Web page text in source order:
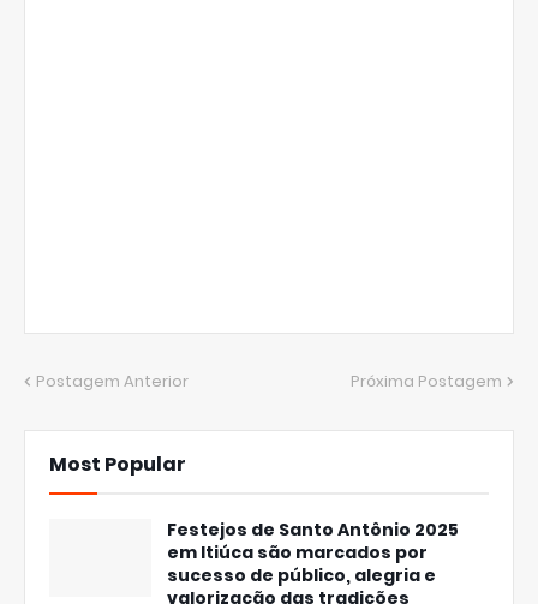
Postagem Anterior Próxima Postagem
Most Popular
Festejos de Santo Antônio 2025
em Itiúca são marcados por
sucesso de público, alegria e
valorização das tradições